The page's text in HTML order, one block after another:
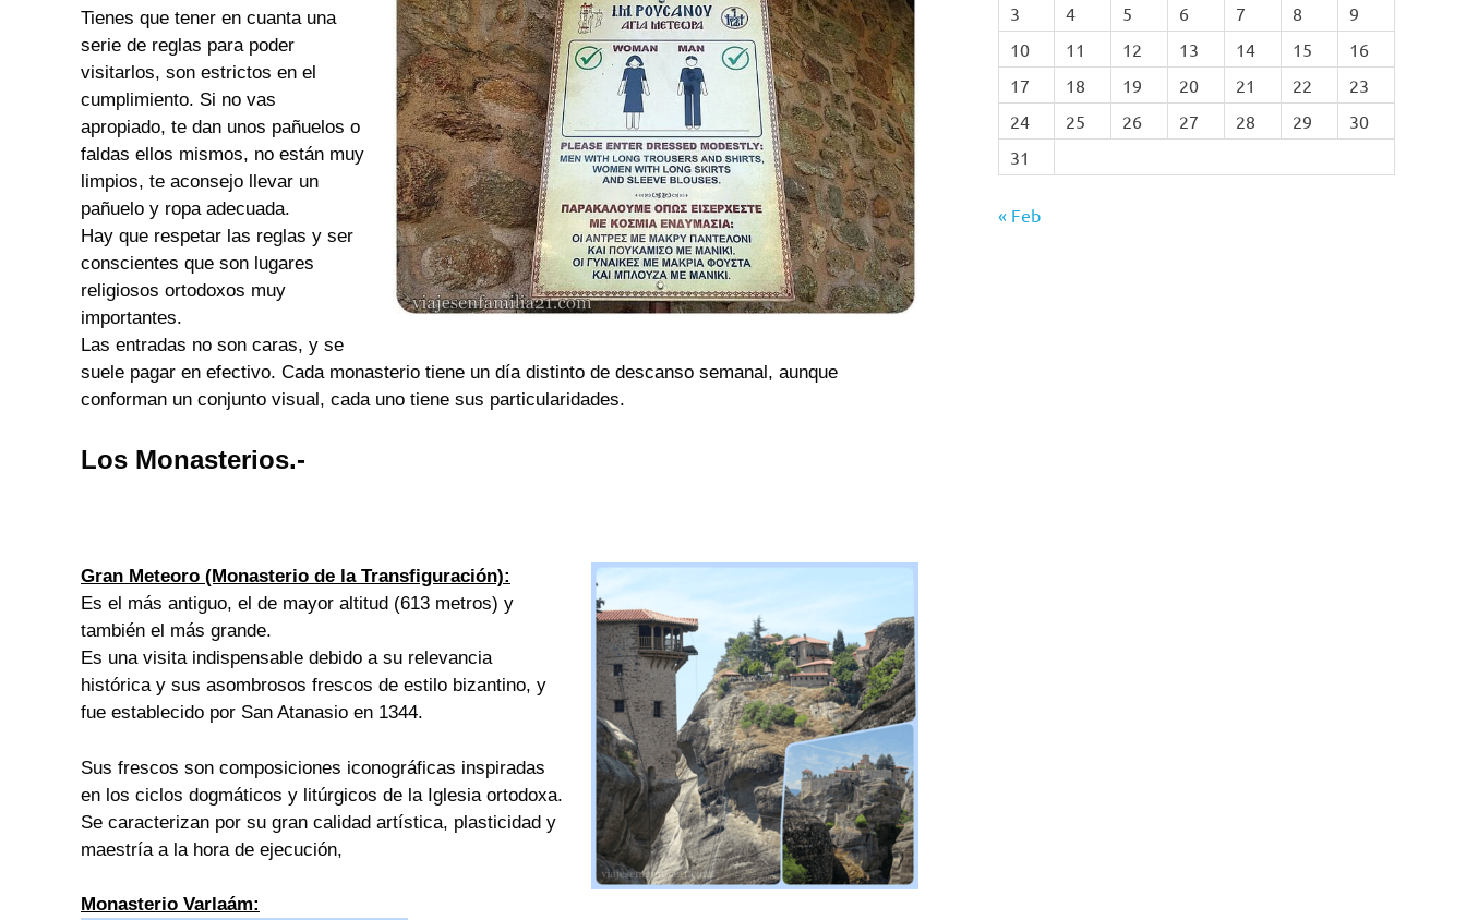
Tienes que tener en cuanta una
serie de reglas para poder
visitarlos, son estrictos en el
cumplimiento. Si no vas
apropiado, te dan unos pañuelos o
faldas ellos mismos, no están muy
limpios, te aconsejo llevar un
pañuelo y ropa adecuada.
Hay que respetar las reglas y ser
conscientes que son lugares
religiosos ortodoxos muy
importantes.
Las entradas no son caras, y se
suele pagar en efectivo. Cada monasterio tiene un día distinto de descanso semanal, aunque
conforman un conjunto visual, cada uno tiene sus particularidades.
Los Monasterios.-
Gran Meteoro (Monasterio de la Transfiguración):
Es el más antiguo, el de mayor altitud (613 metros) y
también el más grande.
Es una visita indispensable debido a su relevancia
histórica y sus asombrosos frescos de estilo bizantino, y
fue establecido por San Atanasio en 1344.
Sus frescos son composiciones iconográficas inspiradas
en los ciclos dogmáticos y litúrgicos de la Iglesia ortodoxa.
Se caracterizan por su gran calidad artística, plasticidad y
maestría a la hora de ejecución,
Monasterio Varlaám:
3
4 5 6 7 8
9
10
11 12 13 14 15
16
17
18 19 20 21 22
23
24
25 26 27 28 29
30
31
« Feb